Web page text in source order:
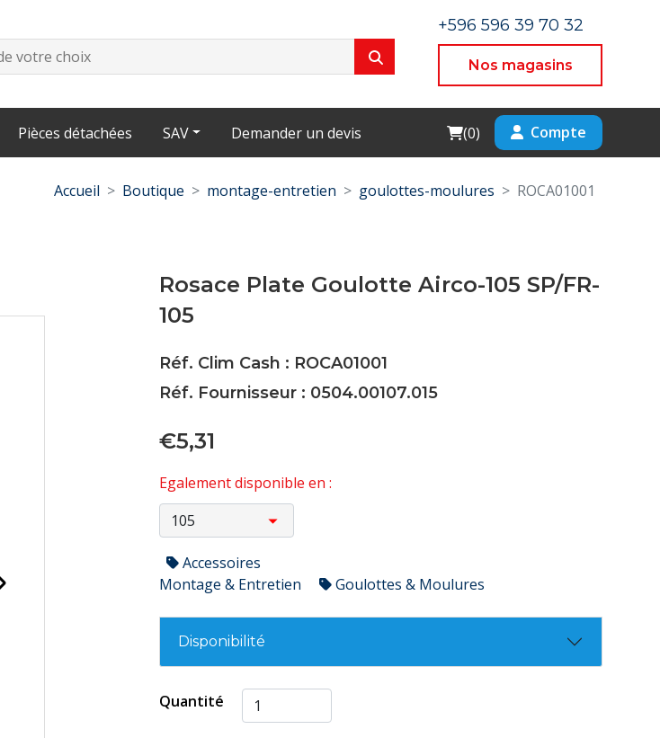
+596 596 39 70 32
Nos magasins
Pièces détachées SAV Demander un devis Cart
(0) Compte
Accueil Boutique montage-entretien goulottes-moulures ROCA01001
Rosace Plate Goulotte Airco-105 SP/FR-
105
Réf. Clim Cash : ROCA01001
Réf. Fournisseur : 0504.00107.015
€5,31
Egalement disponible en :
Accessoires
Montage & Entretien
Goulottes & Moulures
Disponibilité
Quantité